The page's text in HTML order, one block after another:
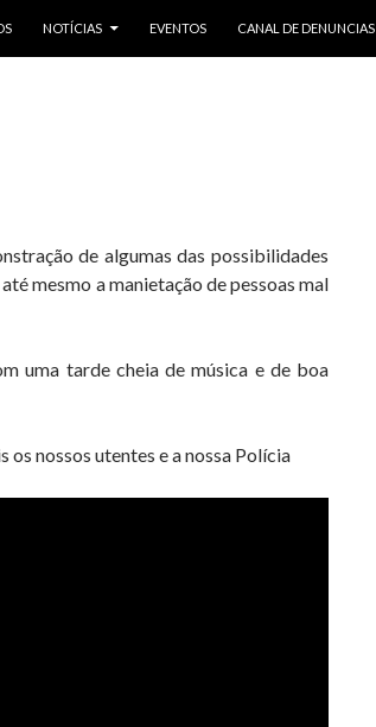
NOTÍCIAS EVENTOS CANAL DE DENUNCIAS
de algumas das possibilidades
mesmo a manietação de pessoas mal
uma tarde cheia de música e de boa
nossos utentes e a nossa Polícia